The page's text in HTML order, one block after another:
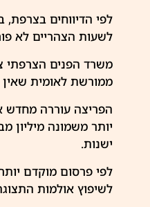
לפי הדיווחים בצרפת,
לשעות הצהריים לא
משרד הפנים הצרפתי
ממורשת לאומית
הפריצה עוררה מחדש
יותר משמונה
ישנות.
לפי פרסום מוקדם
לשיפוץ אולמות